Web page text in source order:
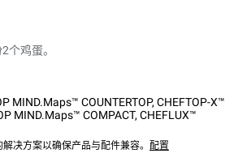
个鸡蛋。
MIND.Maps™ COUNTERTOP, CHEFTOP-X™
MIND.Maps™ COMPACT, CHEFLUX™
决方案以确保产品与配件兼容。 配置